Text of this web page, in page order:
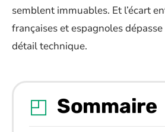
semblent immuables. Et l’écart
françaises et espagnoles
détail technique.
Sommaire